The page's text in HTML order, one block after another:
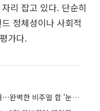
리 잡고 있다. 단순히
정체성이나 사회적
가다.
신민아ㆍ김우빈 결혼식 사진 공개⋯완벽한 비주얼 합 '눈길'